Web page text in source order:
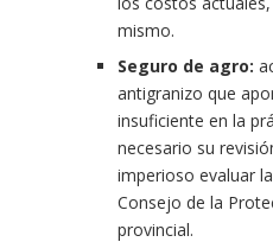
mismo.
Seguro de agro:
antigranizo que
insuficiente en la
necesario su
imperioso evaluar
Consejo de la
provincial.